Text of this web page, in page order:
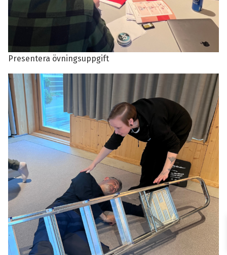
Presentera övningsuppgift